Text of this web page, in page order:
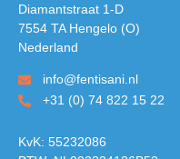
Diamantstraat 1-D
7554 TA Hengelo (O)
Nederland
info@fentisani.nl
+31 (0) 74 822 15 22
KvK: 55232086